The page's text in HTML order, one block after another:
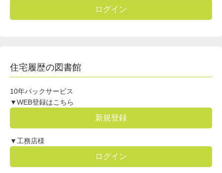
ログイン
住宅履歴の図書館
10年パックサービス
▼WEB登録はこちら
新規登録
▼工務店様
ログイン